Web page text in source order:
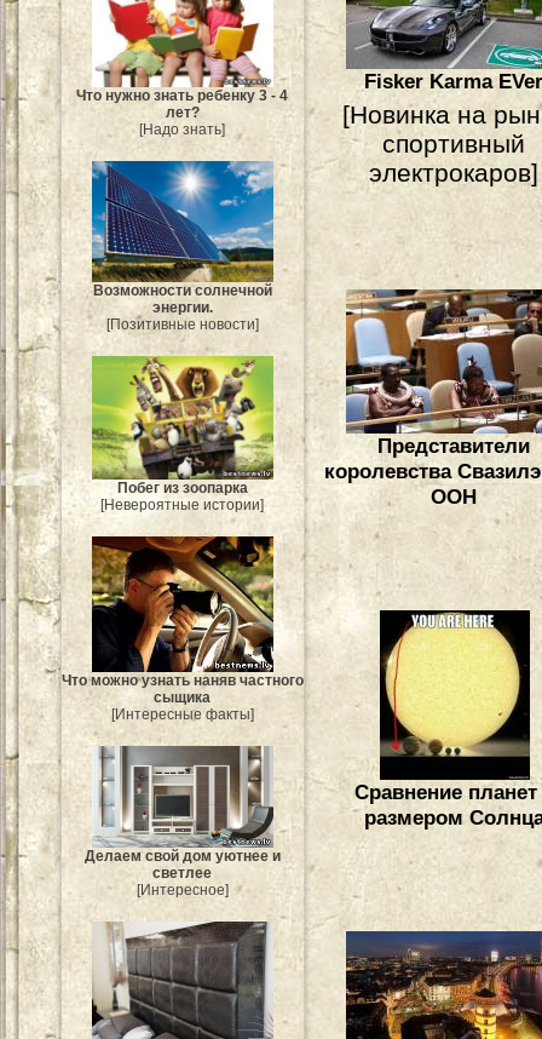
Что нужно знать ребенку 3 - 4
лет?
[Надо знать]
Возможности солнечной
энергии.
[Позитивные новости]
Побег из зоопарка
[Невероятные истории]
Что можно узнать наняв частного
сыщика
[Интересные факты]
Делаем свой дом уютнее и
светлее
[Интересное]
Fisker Karma
[Новинка на
спортивный
электрокаров]
Представители
королевства
ООН
Сравнение планет
размером